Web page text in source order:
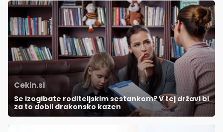
Cekin.si
Se izogibate roditeljskim sestankom? V tej državi bi
za to dobil drakonsko kazen